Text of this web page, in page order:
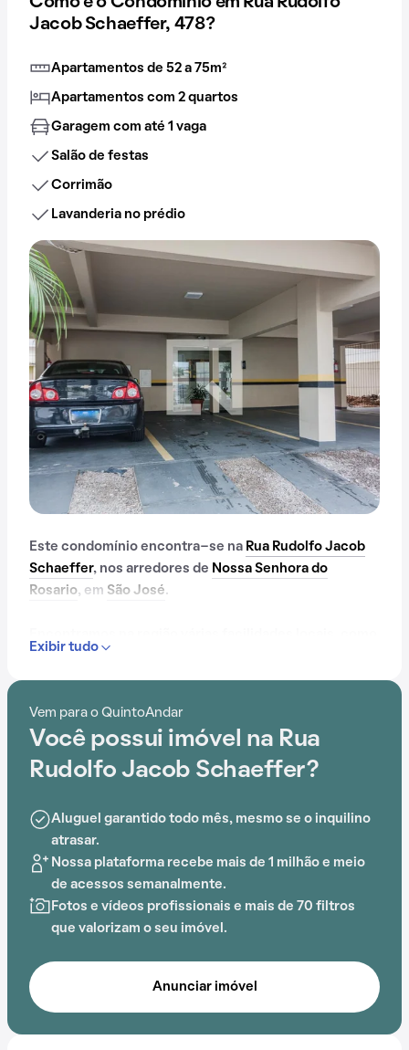
Jacob Schaeffer, 478?
Apartamentos de 52 a 75m²
Apartamentos com 2 quartos
Garagem com até 1 vaga
Salão de festas
Corrimão
Lavanderia no prédio
Este condomínio encontra-se na Rua Rudolfo Jacob
Schaeffer, nos arredores de Nossa Senhora do
Rosario, em São José.
Educacional Municipal Interativo Floresta, Escola
Universidade Estácio de Sá, que simplificam o
cotidiano.
desfrutar de salão de festas e lavanderia no prédio,
criando um ambiente ideal para uma vida de qualidade.
Exibir tudo
Vem para o QuintoAndar
Você possui imóvel na Rua
Rudolfo Jacob Schaeffer?
Aluguel garantido todo mês, mesmo se o inquilino
atrasar.
Nossa plataforma recebe mais de 1 milhão e meio
de acessos semanalmente.
Fotos e vídeos profissionais e mais de 70 filtros
que valorizam o seu imóvel.
Anunciar imóvel